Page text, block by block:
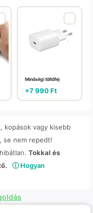
Minőségi töltőfej
+7 990Ft
kopások vagy kisebb
se nem repedt!
Tokkal és
ⓘ Hogyan